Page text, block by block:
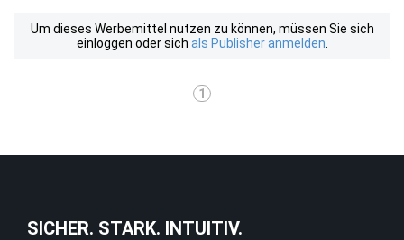
Um dieses Werbemittel nutzen zu können, müssen Sie sich
einloggen oder sich als Publisher anmelden
1
SICHER. STARK. INTUITIV.